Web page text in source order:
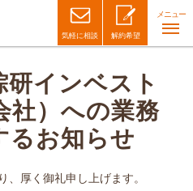
気軽に相談 解約希望
メニュー
研インベスト
社）への業務
るお知らせ
厚く御礼申し上げます。